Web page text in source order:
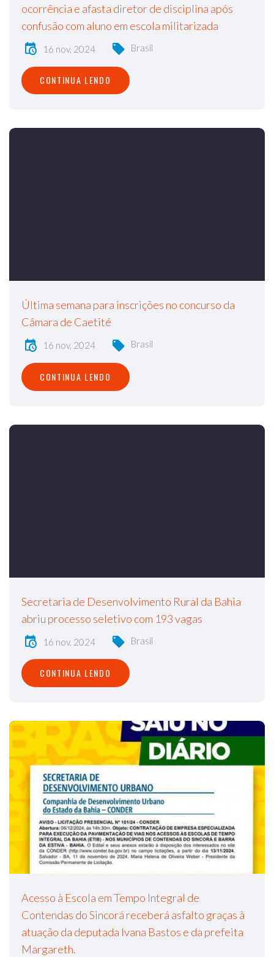
ocorrência e afasta diretor de disciplina após
confusão com aluno em escola militarizada
16 nov, 2024 Brasil
CONTINUA LENDO
Última semana para inscrições no concurso da
Câmara de Caetité
16 nov, 2024 Brasil
CONTINUA LENDO
Secretaria de Desenvolvimento Rural da Bahia
abriu processo seletivo com 193 vagas
16 nov, 2024 Brasil
CONTINUA LENDO
Acesso à Escola em Tempo Integral de
Contendas do Sincorá receberá asfalto graças à
atuação da deputada Ivana Bastos e da prefeita
Margareth.